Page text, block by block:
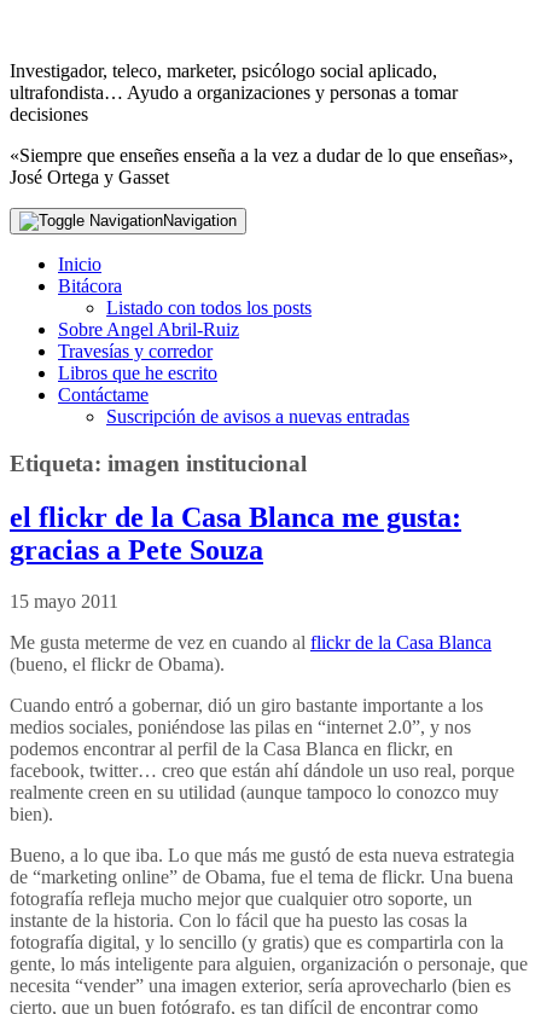
Investigador, teleco, marketer, psicólogo social aplicado,
ultrafondista… Ayudo a organizaciones y personas a tomar
decisiones
«Siempre que enseñes enseña a la vez a dudar de lo que enseñas»,
José Ortega y Gasset
Navigation
Inicio
Bitácora
Listado con todos los posts
Sobre Angel Abril-Ruiz
Travesías y corredor
Libros que he escrito
Contáctame
Suscripción de avisos a nuevas entradas
Etiqueta: imagen institucional
el flickr de la Casa Blanca me gusta:
gracias a Pete Souza
15 mayo 2011
Me gusta meterme de vez en cuando al flickr de la Casa Blanca
(bueno, el flickr de Obama).
Cuando entró a gobernar, dió un giro bastante importante a los
medios sociales, poniéndose las pilas en “internet 2.0”, y nos
podemos encontrar al perfil de la Casa Blanca en flickr, en
facebook, twitter… creo que están ahí dándole un uso real, porque
realmente creen en su utilidad (aunque tampoco lo conozco muy
bien).
Bueno, a lo que iba. Lo que más me gustó de esta nueva estrategia
de “marketing online” de Obama, fue el tema de flickr. Una buena
fotografía refleja mucho mejor que cualquier otro soporte, un
instante de la historia. Con lo fácil que ha puesto las cosas la
fotografía digital, y lo sencillo (y gratis) que es compartirla con la
gente, lo más inteligente para alguien, organización o personaje, que
necesita “vender” una imagen exterior, sería aprovecharlo (bien es
cierto, que un buen fotógrafo, es tan difícil de encontrar como